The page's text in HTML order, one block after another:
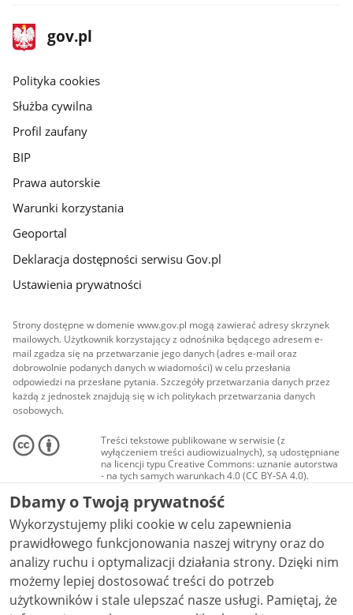
stopka
gov.pl
Strona
gov.pl
gov.pl
Polityka cookies
Służba cywilna
Profil zaufany
BIP
Prawa autorskie
Warunki korzystania
Geoportal
Deklaracja dostępności serwisu Gov.pl
Ustawienia prywatności
Strony dostępne w domenie www.gov.pl mogą zawierać adresy skrzynek
mailowych. Użytkownik korzystający z odnośnika będącego adresem e-
mail zgadza się na przetwarzanie jego danych (adres e-mail oraz
dobrowolnie podanych danych w wiadomości) w celu przesłania
odpowiedzi na przesłane pytania. Szczegóły przetwarzania danych przez
każdą z jednostek znajdują się w ich politykach przetwarzania danych
osobowych.
Treści tekstowe publikowane w serwisie (z
wyłączeniem treści audiowizualnych), są udostępniane
na licencji typu Creative Commons: uznanie autorstwa
- na tych samych warunkach 4.0 (CC BY-SA 4.0).
Materiały audiowizualne, w tym zdjęcia, materiały
audio i wideo, są udostępniane na licencji typu
Creative Commons: uznanie autorstwa użycie
niekomercyjne - bez utworów zależnych 4.0 (CC BY-
NC-ND 4.0), o ile nie jest to stwierdzone inaczej.
Dbamy o Twoją prywatność
Wykorzystujemy pliki cookie w celu zapewnienia
prawidłowego funkcjonowania naszej witryny oraz do
analizy ruchu i optymalizacji działania strony. Dzięki nim
możemy lepiej dostosować treści do potrzeb
użytkowników i stale ulepszać nasze usługi. Pamiętaj, że